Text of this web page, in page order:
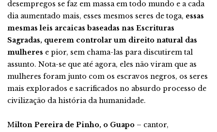
desempregos se faz em massa em todo mundo e a cada
dia aumentado mais, esses mesmos seres de toga, essas
mesmas leis arcaicas baseadas nas Escrituras
Sagradas, querem controlar um direito natural das
mulheres e pior, sem chama-las para discutirem tal
assunto. Nota-se que até agora, eles não viram que as
mulheres foram junto com os escravos negros, os seres
mais explorados e sacrificados no absurdo processo de
civilização da história da humanidade.
Milton Pereira de Pinho, o Guapo – cantor,